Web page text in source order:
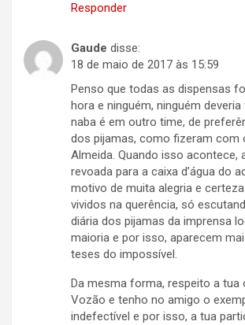
Responder
Gaude disse:
18 de maio de 2017 às 15:59
Penso que todas as dispensas
hora e ninguém, ninguém deveria
naba é em outro time, de
dos pijamas, como fizeram com
Almeida. Quando isso acontece,
revoada para a caixa d’água do
motivo de muita alegria e
vividos na querência, só
diária dos pijamas da imprensa
maioria e por isso, aparecem
teses do impossível.
Da mesma forma, respeito a tua
Vozão e tenho no amigo o
indefectível e por isso, a tua